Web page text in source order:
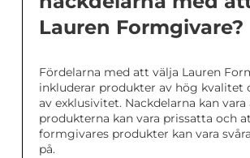
Lauren Formgivare?
Fördelarna med att välja Lauren
inkluderar produkter av hög kvalitet
av exklusivitet. Nackdelarna kan vara
produkterna kan vara prissatta och
formgivares produkter kan vara
på.